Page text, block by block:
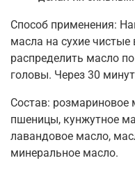
Способ применения:
масла на сухие
распределить масло
головы. Через 30
Состав:
пшеницы, кунжутное
лавандовое масло,
минеральное масло.